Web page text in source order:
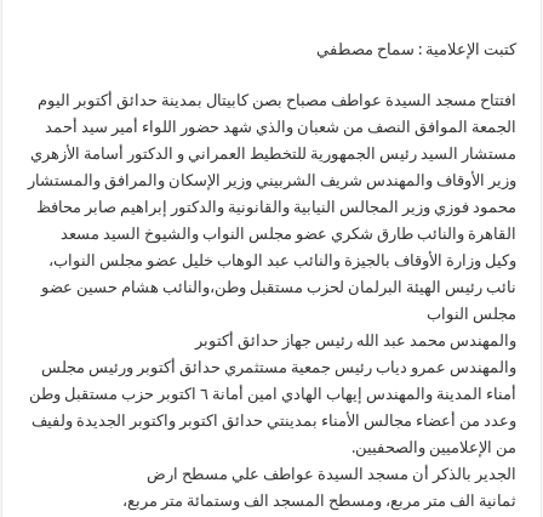
كتبت الإعلامية : سماح مصطفي
افتتاح مسجد السيدة عواطف مصباح بصن كابيتال بمدينة حدائق أكتوبر اليوم
الجمعة الموافق النصف من شعبان والذي شهد حضور اللواء أمير سيد أحمد
مستشار السيد رئيس الجمهورية للتخطيط العمراني و الدكتور أسامة الأزهري
وزير الأوقاف والمهندس شريف الشربيني وزير الإسكان والمرافق والمستشار
محمود فوزي وزير المجالس النيابية والقانونية والدكتور إبراهيم صابر محافظ
القاهرة والنائب طارق شكري عضو مجلس النواب والشيوخ السيد مسعد
وكيل وزارة الأوقاف بالجيزة والنائب عبد الوهاب خليل عضو مجلس النواب،
نائب رئيس الهيئة البرلمان لحزب مستقبل وطن،والنائب هشام حسين عضو
مجلس النواب
والمهندس محمد عبد الله رئيس جهاز حدائق أكتوبر
والمهندس عمرو دياب رئيس جمعية مستثمري حدائق أكتوبر ورئيس مجلس
أمناء المدينة والمهندس إيهاب الهادي امين أمانة ٦ اكتوبر حزب مستقبل وطن
وعدد من أعضاء مجالس الأمناء بمدينتي حدائق اكتوبر واكتوبر الجديدة ولفيف
من الإعلاميين والصحفيين.
الجدير بالذكر أن مسجد السيدة عواطف علي مسطح ارض
ثمانية الف متر مربع، ومسطح المسجد الف وستمائة متر مربع،